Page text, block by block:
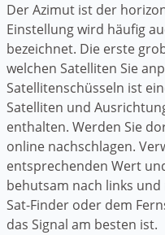
Der Azimut ist der
Einstellung wird häufig
bezeichnet. Die erste
welchen Satelliten Sie
Satellitenschüsseln ist
Satelliten und
enthalten. Werden Sie
online nachschlagen.
entsprechenden Wert
behutsam nach links und
Sat-Finder oder dem
das Signal am besten ist.